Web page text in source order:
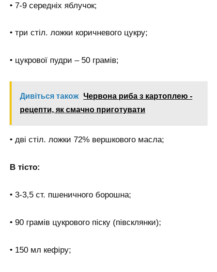
• 7-9 середніх яблучок;
• три стіл. ложки коричневого цукру;
• цукрової пудри – 50 грамів;
Дивіться також Червона риба з картоплею -
рецепти, як смачно приготувати
• дві стіл. ложки 72% вершкового масла;
В тісто:
• 3-3,5 ст. пшеничного борошна;
• 90 грамів цукрового піску (півсклянки);
• 150 мл кефіру;